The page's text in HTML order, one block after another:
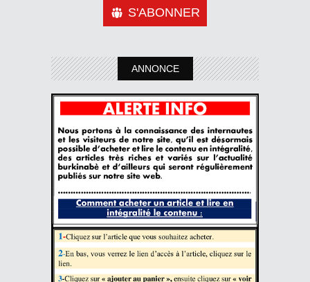
S'ABONNER
ANNONCE